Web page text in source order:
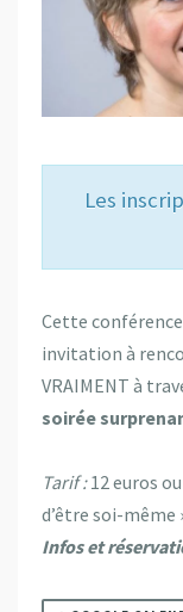
Les
Cette
invitation à
VRAIMENT à
soirée
Tarif :12 euros
d’être soi-même
Infos et